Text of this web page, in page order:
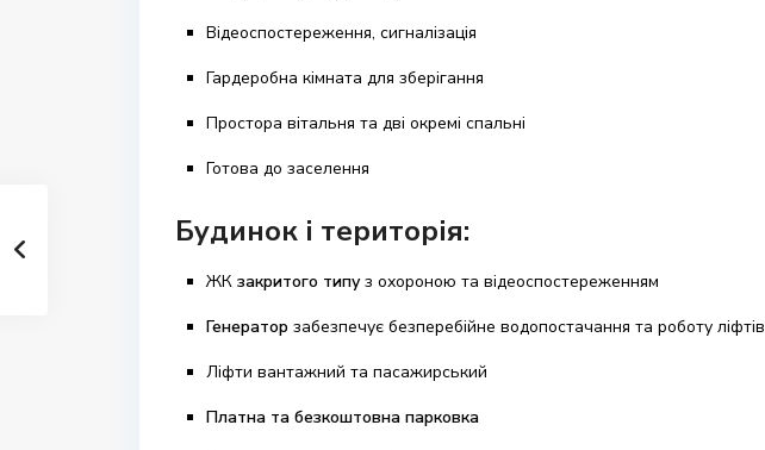
Відеоспостереження, сигналізація
Гардеробна кімната для зберігання
Простора вітальня та дві окремі спальні
Готова до заселення
Будинок і територія:
ЖК закритого типуз охороною та відеоспостереженням
Генератор забезпечує безперебійне водопостачання та роботу ліфтів
Ліфти вантажний та пасажирський
Платна та безкоштовна парковка